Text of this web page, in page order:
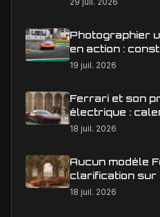
Photographier
en action :
éditoriale qui
19 juil. 2026
Ferrari et son
électrique :
en Europe
18 juil. 2026
Aucun modèle
clarification sur
18 juil. 2026